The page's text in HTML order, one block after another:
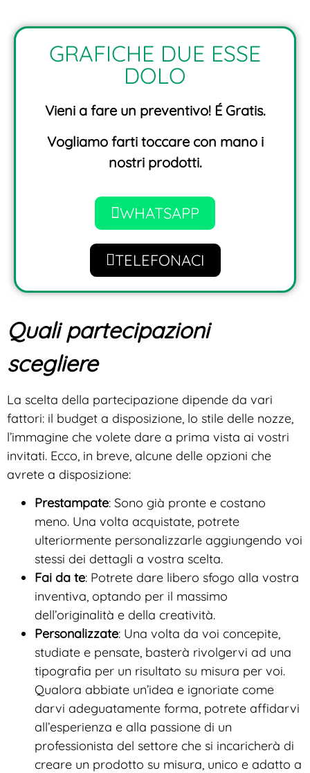
GRAFICHE DUE ESSE
DOLO
Vieni a fare un preventivo! É Gratis.
Vogliamo farti toccare con mano i
nostri prodotti.
WHATSAPP
TELEFONACI
Quali partecipazioni
scegliere
La scelta della partecipazione dipende da vari
fattori: il budget a disposizione, lo stile delle nozze,
l’immagine che volete dare a prima vista ai vostri
invitati. Ecco, in breve, alcune delle opzioni che
avrete a disposizione:
Prestampate: Sono già pronte e costano
meno. Una volta acquistate, potrete
ulteriormente personalizzarle aggiungendo voi
stessi dei dettagli a vostra scelta.
Fai da te: Potrete dare libero sfogo alla vostra
inventiva, optando per il massimo
dell’originalità e della creatività.
Personalizzate: Una volta da voi concepite,
studiate e pensate, basterà rivolgervi ad una
tipografia per un risultato su misura per voi.
Qualora abbiate un’idea e ignoriate come
darvi adeguatamente forma, potrete affidarvi
all’esperienza e alla passione di un
professionista del settore che si incaricherà di
creare un prodotto su misura, unico e adatto a